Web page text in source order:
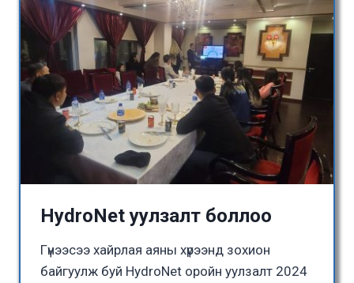
HydroNet уулзалт боллоо
Гүнээсээ хайрлая аяны хүрээнд зохион
байгуулж буй HydroNet оройн уулзалт 2024